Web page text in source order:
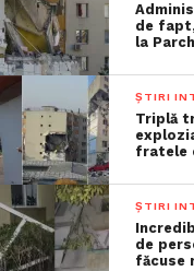
de
la
ȘTIRI
Triplă
fratele
ȘTIRI
de
făcuse